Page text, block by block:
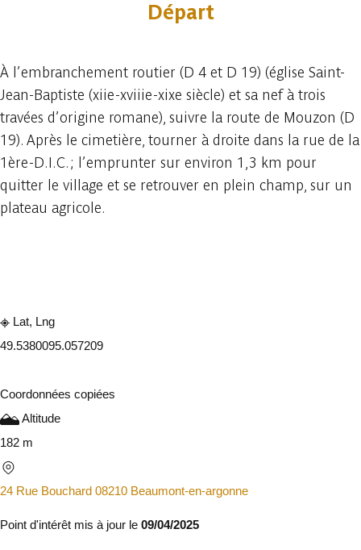
Départ
À l’embranchement routier (D 4 et D 19) (église Saint-
Jean-Baptiste (xiie-xviiie-xixe siècle) et sa nef à trois
travées d’origine romane), suivre la route de Mouzon (D
19). Après le cimetière, tourner à droite dans la rue de la
1ère-D.I.C. ; l’emprunter sur environ 1,3 km pour
quitter le village et se retrouver en plein champ, sur un
plateau agricole.
Lat, Lng
49.5380095.057209
Coordonnées copiées
Altitude
182 m
24 Rue Bouchard 08210 Beaumont-en-argonne
Point d'intérêt mis à jour le 09/04/2025